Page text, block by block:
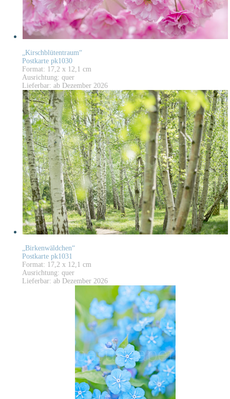
„Kirschblütentraum“
Postkarte pk1030
Format: 17,2 x 12,1 cm
Ausrichtung: quer
Lieferbar: ab Dezember 2026
„Birkenwäldchen“
Postkarte pk1031
Format: 17,2 x 12,1 cm
Ausrichtung: quer
Lieferbar: ab Dezember 2026